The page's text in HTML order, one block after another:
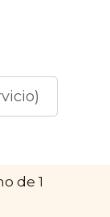
de 1